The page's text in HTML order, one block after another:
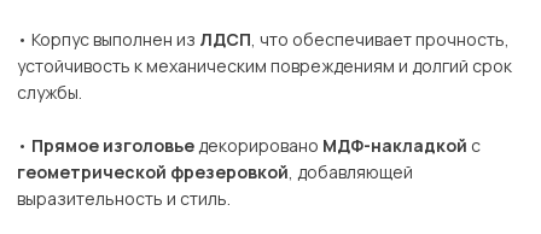
• Корпус выполнен из ЛДСП, что обеспечивает прочность,
устойчивость к механическим повреждениям и долгий срок
службы.
• Прямое изголовьедекорировано МДФ-накладкой с
геометрической фрезеровкой, добавляющей
выразительность и стиль.